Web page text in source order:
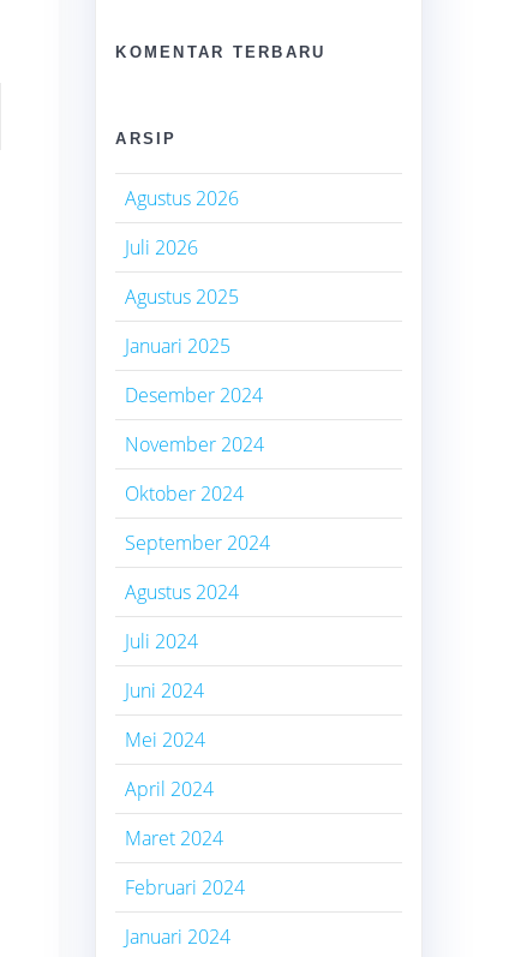
KOMENTAR TERBARU
ARSIP
Agustus 2026
Juli 2026
Agustus 2025
Januari 2025
Desember 2024
November 2024
Oktober 2024
September 2024
Agustus 2024
Juli 2024
Juni 2024
Mei 2024
April 2024
Maret 2024
Februari 2024
Januari 2024